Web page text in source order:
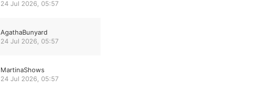
24 Jul 2026, 05:57
AgathaBunyard
24 Jul 2026, 05:57
MartinaShows
24 Jul 2026, 05:57